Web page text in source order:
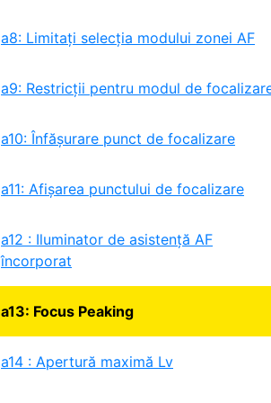
a8: Limitați selecția modului zonei AF
a9: Restricții pentru modul de
a10: Înfăşurare punct de focalizare
a11: Afișarea punctului de focalizare
a12 : Iluminator de asistență AF
încorporat
a13: Focus Peaking
a14 : Apertură maximă Lv